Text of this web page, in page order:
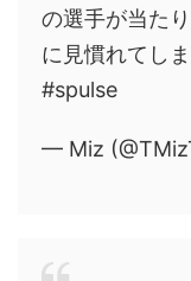
の選手が当た
に見慣れてし
#spulse
— Miz